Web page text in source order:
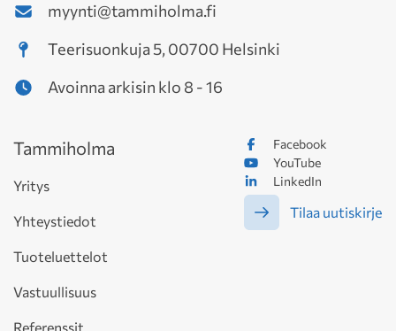
myynti@tammiholma.fi
Teerisuonkuja 5, 00700 Helsinki
Avoinna arkisin klo 8 - 16
Facebook
YouTube
LinkedIn
Tilaa uutiskirje
Tammiholma
Yritys
Yhteystiedot
Tuoteluettelot
Vastuullisuus
Referenssit